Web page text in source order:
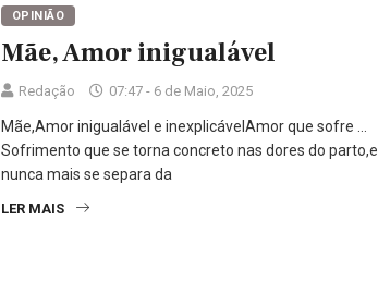
OPINIÃO
Mãe, Amor inigualável
Redação 07:47 - 6 de Maio, 2025
Mãe,Amor inigualável e inexplicávelAmor que sofre …
Sofrimento que se torna concreto nas dores do parto,e
nunca mais se separa da
LER MAIS